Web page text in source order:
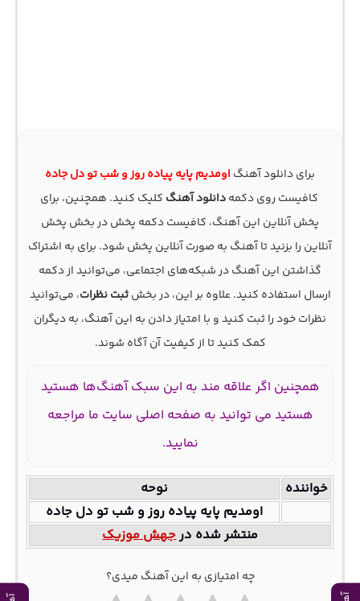
برای دانلود آهنگ اومدیم پایه پیاده روز و شب تو دل جاده
کافیست روی دکمهدانلود آهنگ کلیک کنید. همچنین، برای
پخش آنلاین این آهنگ، کافیست دکمه پخش در بخش پخش
آنلاین را بزنید تا آهنگ به صورت آنلاین پخش شود. برای به اشتراک
گذاشتن این آهنگ در شبکه‌های اجتماعی، می‌توانید از دکمه
ارسال استفاده کنید. علاوه بر این، در بخشثبت نظرات، می‌توانید
نظرات خود را ثبت کنید و با امتیاز دادن به این آهنگ، به دیگران
کمک کنید تا از کیفیت آن آگاه شوند.
همچنین اگر علاقه مند به این سبک آهنگ‌ها هستید
هستید می توانید به صفحه اصلی سایت ما مراجعه
نمایید.
خواننده
نوحه
اومدیم پایه پیاده روز و شب تو دل جاده
منتشر شده درجهش موزیک
چه امتیازی به این آهنگ میدی؟